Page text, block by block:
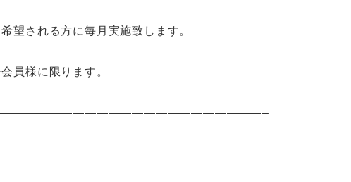
望される方に毎月実施致します。
員様に限ります。